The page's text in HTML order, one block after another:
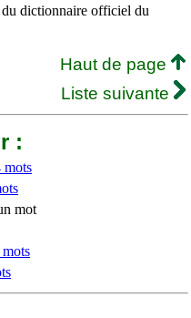
dictionnaire officiel du
Haut de page
Liste suivante
:
mots
mot